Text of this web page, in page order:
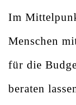
Im
Menschen
für die
beraten